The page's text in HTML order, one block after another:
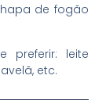
de fogão
preferir: leite
etc.